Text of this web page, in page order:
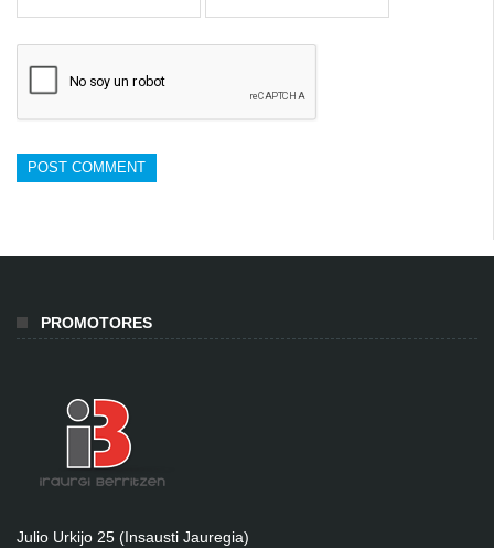
PROMOTORES
Julio Urkijo 25 (Insausti Jauregia)